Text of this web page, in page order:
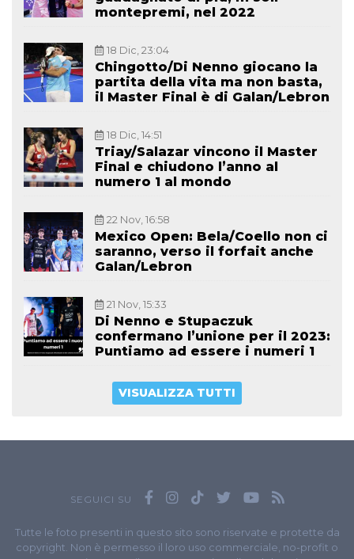
montepremi, nel 2022
18 Dic, 23:04
Chingotto/Di Nenno giocano la
partita della vita ma non basta,
il Master Final è di Galan/Lebron
18 Dic, 14:51
Triay/Salazar vincono il Master
Final e chiudono l’anno al
numero 1 al mondo
22 Nov, 16:58
Mexico Open: Bela/Coello non ci
saranno, verso il forfait anche
Galan/Lebron
21 Nov, 15:33
Di Nenno e Stupaczuk
confermano l’unione per il 2023:
Puntiamo ad essere i numeri 1
VISUALIZZA TUTTI
SEGUICI SU
Tutte le foto presenti in questo sito sono riservate e protette da
copyright. Non è permesso il loro uso commerciale, no-profit o